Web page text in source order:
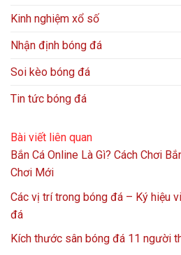
Kinh nghiệm xổ số
Nhận định bóng đá
Soi kèo bóng đá
Tin tức bóng đá
Bài viết liên quan
Bắn Cá Online Là Gì? Cách Chơi
Chơi Mới
Các vị trí trong bóng đá – Ký hiệu
đá
Kích thước sân bóng đá 11 người